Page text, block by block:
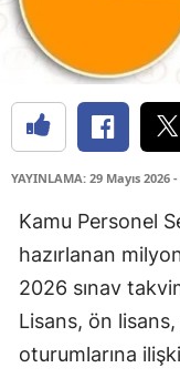
YAYINLAMA: 29 Mayıs 2026
Kamu Personel
hazırlanan
2026 sınav
Lisans, ön
oturumlarına